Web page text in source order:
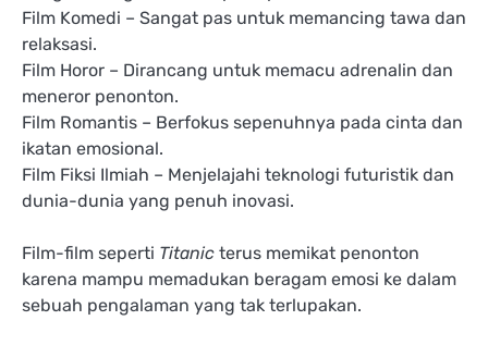
Film Komedi – Sangat pas untuk memancing tawa dan
relaksasi.
Film Horor – Dirancang untuk memacu adrenalin dan
meneror penonton.
Film Romantis – Berfokus sepenuhnya pada cinta dan
ikatan emosional.
Film Fiksi Ilmiah – Menjelajahi teknologi futuristik dan
dunia-dunia yang penuh inovasi.
Film-film seperti Titanic terus memikat penonton
karena mampu memadukan beragam emosi ke dalam
sebuah pengalaman yang tak terlupakan.